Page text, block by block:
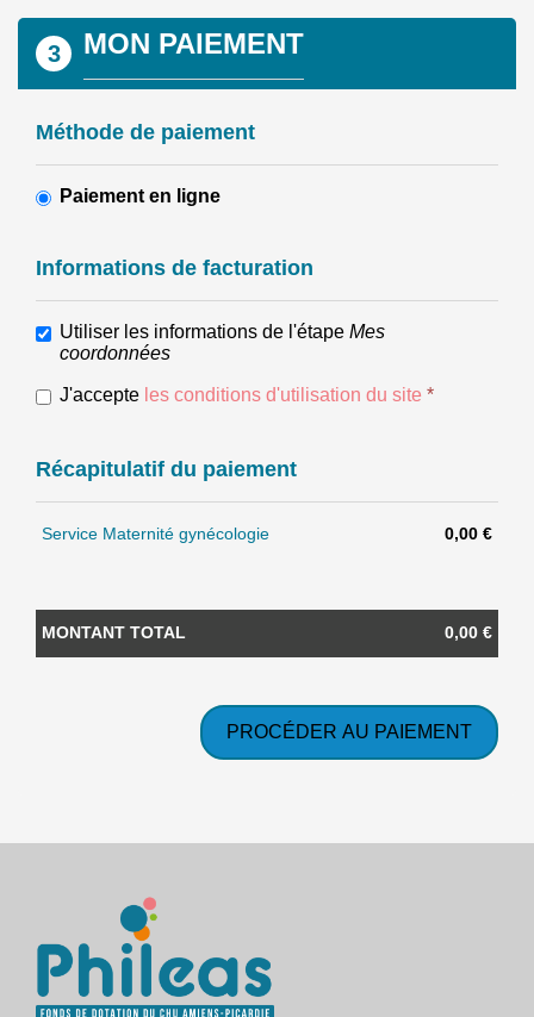
3 MON PAIEMENT
Méthode de paiement
Paiement en ligne
Informations de facturation
Utiliser les informations de l'étape Mes
coordonnées
J'accepte les conditions d'utilisation du site *
Récapitulatif du paiement
Service Maternité gynécologie 0,00 €
MONTANT TOTAL 0,00 €
PROCÉDER AU PAIEMENT